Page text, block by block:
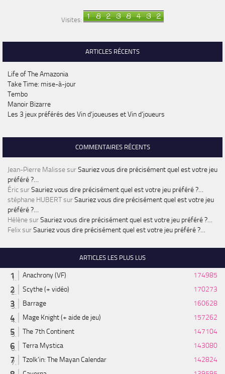
Visites:
ARTICLES RÉCENTS
Life of The Amazonia
Take Time: mise-à-jour
Tembo
Manoir Bizarre
Les 3 jeux préférés des Vin d’joueuses et Vin d’joueurs
COMMENTAIRES RÉCENTS
Jean-Pierre MalissesurSauriez vous dire précisément quel est votre jeu
préféré ?…
ÉricsurSauriez vous dire précisément quel est votre jeu préféré ?…
stéphane HUBERTsurSauriez vous dire précisément quel est votre jeu
préféré ?…
HélènesurSauriez vous dire précisément quel est votre jeu préféré ?…
FelixsurSauriez vous dire précisément quel est votre jeu préféré ?…
ARTICLES LES PLUS LUS
Anachrony (VF)
174985
Scythe (+ vidéo)
170273
Barrage
160628
Mage Knight (+ aide de jeu)
157262
The 7th Continent
147104
Terra Mystica
143080
Tzolk'in: The Mayan Calendar
142824